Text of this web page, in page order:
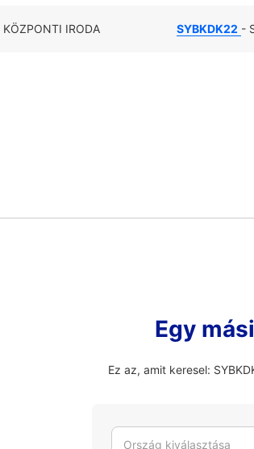
KÖZPONTI IRODA SYBKDK22 -
Egy
Ez az, amit keresel:
Ország kiválasztása